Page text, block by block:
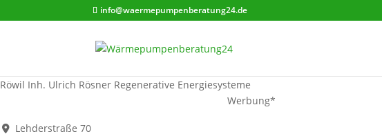
info@waermepumpenberatung24.de
Röwil Inh. Ulrich Rösner Regenerative Energiesysteme
Werbung*
Lehderstraße 70